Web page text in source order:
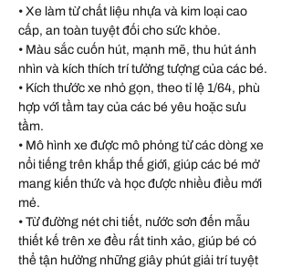
• Xe làm từ chất liệu nhựa và kim loại cao
cấp, an toàn tuyệt đối cho sức khỏe.
• Màu sắc cuốn hút, mạnh mẽ, thu hút ánh
nhìn và kích thích trí tưởng tượng của các bé.
• Kích thước xe nhỏ gọn, theo tỉ lệ 1/64, phù
hợp với tầm tay của các bé yêu hoặc sưu
tầm.
• Mô hình xe được mô phỏng từ các dòng xe
nổi tiếng trên khắp thế giới, giúp các bé mở
mang kiến thức và học được nhiều điều mới
mẻ.
• Từ đường nét chi tiết, nước sơn đến mẫu
thiết kế trên xe đều rất tinh xảo, giúp bé có
thể tận hưởng những giây phút giải trí tuyệt